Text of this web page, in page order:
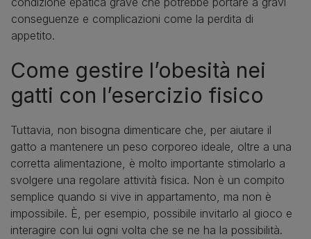
conseguenze e complicazioni come la perdita di
appetito.
Come gestire l’obesità nei
gatti con l’esercizio fisico
Tuttavia, non bisogna dimenticare che, per aiutare il
gatto a mantenere un peso corporeo ideale, oltre a una
corretta alimentazione, è molto importante stimolarlo a
svolgere una regolare attività fisica. Non è un compito
semplice quando si vive in appartamento, ma non è
impossibile. È, per esempio, possibile invitarlo al gioco e
interagire con lui ogni volta che se ne ha la possibilità.